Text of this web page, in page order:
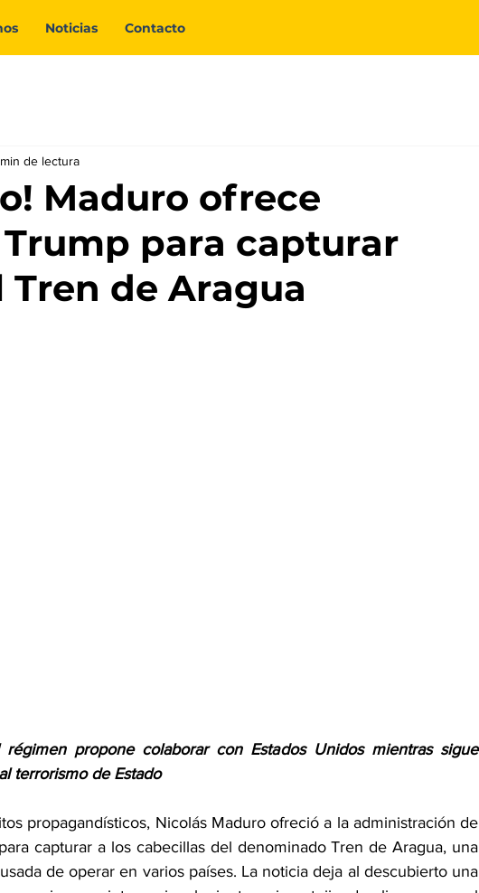
Noticias Contacto
Maduro ofrece
Trump para capturar
Tren de Aragua
de lectura
propone colaborar con Estados Unidos mientras sigue
terrorismo de Estado
propagandísticos, Nicolás Maduro ofreció a la administración de
capturar a los cabecillas del denominado Tren de Aragua, una
de operar en varios países. La noticia deja al descubierto una